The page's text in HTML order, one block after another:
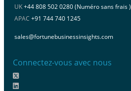
UK+44 808 502 0280 (Numéro sans frais )
APAC +91 744 740 1245
sales@fortunebusinessinsights.com
Connectez-vous avec nous